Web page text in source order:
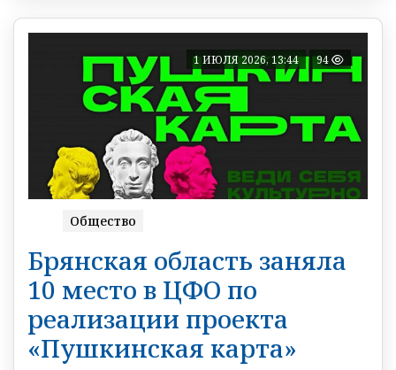
1 ИЮЛЯ 2026, 13:44 94
Общество
Брянская область заняла
10 место в ЦФО по
реализации проекта
«Пушкинская карта»